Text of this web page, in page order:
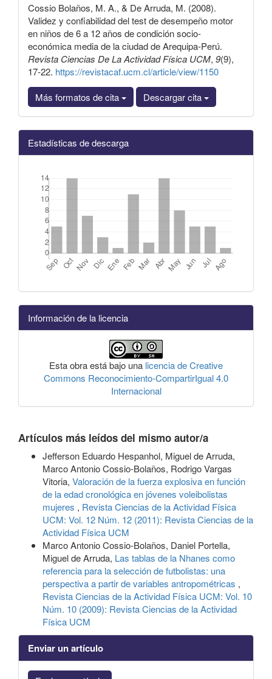
Cossio Bolaños, M. A., & De Arruda, M. (2008).
Validez y confiabilidad del test de desempeño motor
en niños de 6 a 12 años de condición socio-
económica media de la ciudad de Arequipa-Perú.
Revista Ciencias De La Actividad Física UCM, 9(9),
17-22. https://revistacaf.ucm.cl/article/view/1150
Más formatos de cita
Descargar cita
Estadísticas de descarga
Información de la licencia
Esta obra está bajo una licencia de Creative
Commons Reconocimiento-CompartirIgual 4.0
Internacional
Artículos más leídos del mismo autor/a
Jefferson Eduardo Hespanhol, Miguel de Arruda,
Marco Antonio Cossio-Bolaños, Rodrigo Vargas
Vitoria, Valoración de la fuerza explosiva en función
de la edad cronológica en jóvenes voleibolistas
mujeres , Revista Ciencias de la Actividad Física
UCM: Vol. 12 Núm. 12 (2011): Revista Ciencias de la
Actividad Física UCM
Marco Antonio Cossio-Bolaños, Daniel Portella,
Miguel de Arruda, Las tablas de la Nhanes como
referencia para la selección de futbolistas: una
perspectiva a partir de variables antropométricas ,
Revista Ciencias de la Actividad Física UCM: Vol. 10
Núm. 10 (2009): Revista Ciencias de la Actividad
Física UCM
Enviar un artículo